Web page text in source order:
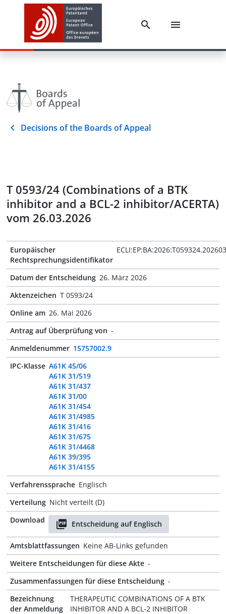
Decisions of the Boards of Appeal
T 0593/24 (Combinations of a BTK
inhibitor and a BCL-2 inhibitor/ACERTA)
vom 26.03.2026
Europäischer
Rechtsprechungsidentifikator
Datum der Entscheidung 26. März 2026
Aktenzeichen T 0593/24
Online am 26. Mai 2026
Antrag auf Überprüfung von -
Anmeldenummer 15757002.9
IPC-Klasse A61K 45/06
A61K 31/519
A61K 31/437
A61K 31/00
A61K 31/454
A61K 31/4985
A61K 31/416
A61K 31/675
A61K 31/4468
A61K 39/395
A61K 31/4155
Verfahrenssprache Englisch
Verteilung Nicht verteilt (D)
Download
Entscheidung auf Englisch
Amtsblattfassungen Keine AB-Links gefunden
Weitere Entscheidungen für diese Akte -
Zusammenfassungen für diese Entscheidung -
Bezeichnung
der Anmeldung
THERAPEUTIC COMBINATIONS OF A BTK
INHIBITOR AND A BCL-2 INHIBITOR